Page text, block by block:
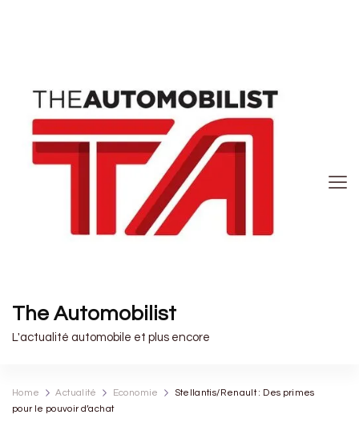
The Automobilist
L'actualité automobile et plus encore
Home Actualité Economie
Stellantis/Renault : Des primes
pour le pouvoir d’achat